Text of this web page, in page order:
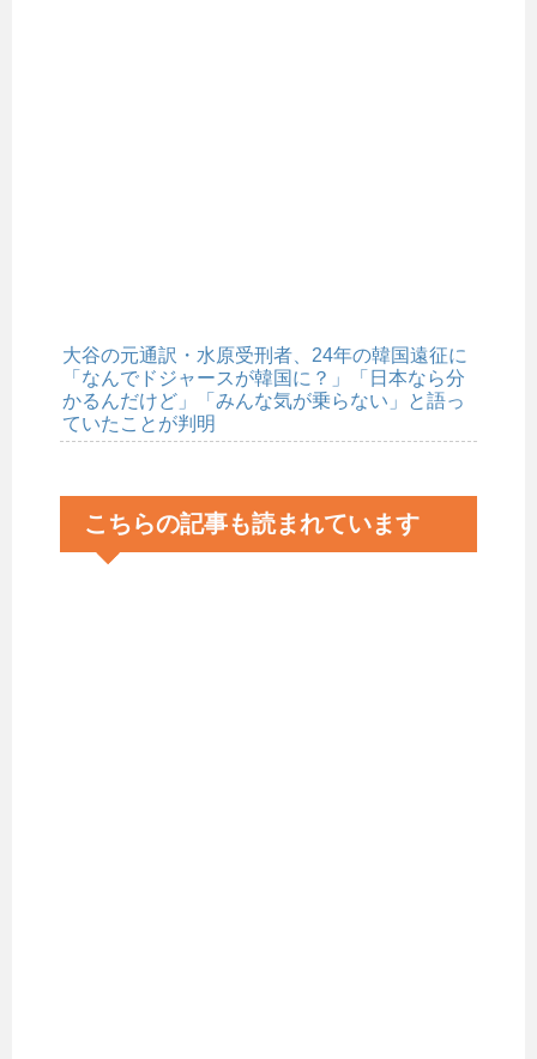
大谷の元通訳・水原受刑者、24年の韓国遠征に
「なんでドジャースが韓国に？」「日本なら分
かるんだけど」「みんな気が乗らない」と語っ
ていたことが判明
こちらの記事も読まれています